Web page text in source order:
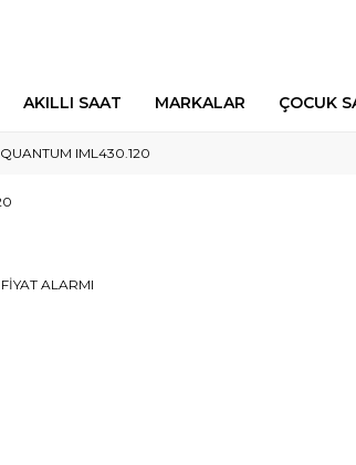
AKILLI SAAT MARKALAR ÇOCUK
QUANTUM IML430.120
FİYAT ALARMI